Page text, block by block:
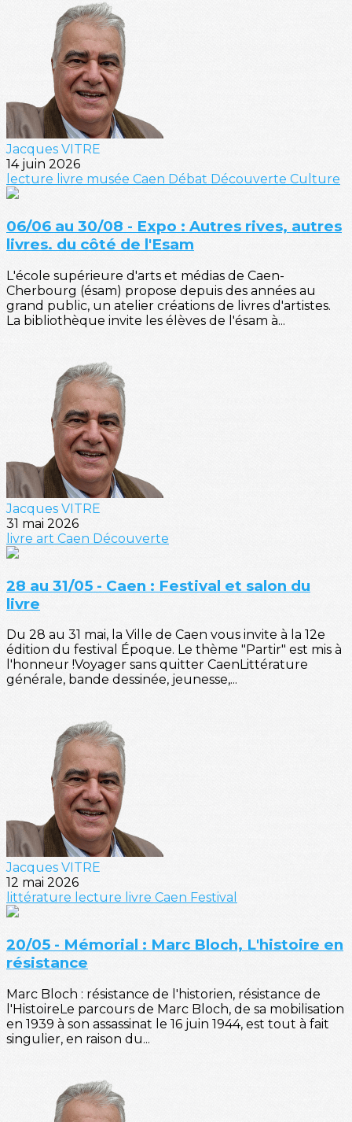
Jacques VITRE
14 juin 2026
lecture livre musée Caen Débat Découverte Culture
06/06 au 30/08 - Expo : Autres rives, autres
livres. du côté de l'Esam
L'école supérieure d'arts et médias de Caen-
Cherbourg (ésam) propose depuis des années au
grand public, un atelier créations de livres d'artistes.
La bibliothèque invite les élèves de l'ésam à...
Jacques VITRE
31 mai 2026
livre art Caen Découverte
28 au 31/05 - Caen : Festival et salon du
livre
Du 28 au 31 mai, la Ville de Caen vous invite à la 12e
édition du festival Époque. Le thème "Partir" est mis à
l'honneur !Voyager sans quitter CaenLittérature
générale, bande dessinée, jeunesse,...
Jacques VITRE
12 mai 2026
littérature lecture livre Caen Festival
20/05 - Mémorial : Marc Bloch, L'histoire en
résistance
Marc Bloch : résistance de l'historien, résistance de
l'HistoireLe parcours de Marc Bloch, de sa mobilisation
en 1939 à son assassinat le 16 juin 1944, est tout à fait
singulier, en raison du...